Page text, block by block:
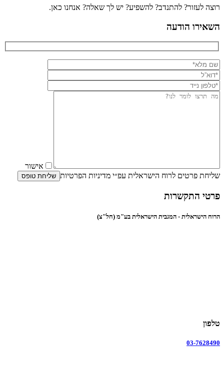
רוצה לעזור? להתנדב? להשפיע? יש לך שאלה? אנחנו כאן.
השאירו הודעה
אישור
שליחת פרטים לרוח הישראלית עפ״י מדיניות הפרטיות
פרטי התקשרות
הרוח הישראלית - המגבית הישראלית בע"מ (חל"צ)
טלפון
03-7628490